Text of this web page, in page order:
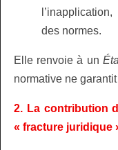
des normes.
Elle renvoie à un
normative ne
2. La contribution
« fracture juridique